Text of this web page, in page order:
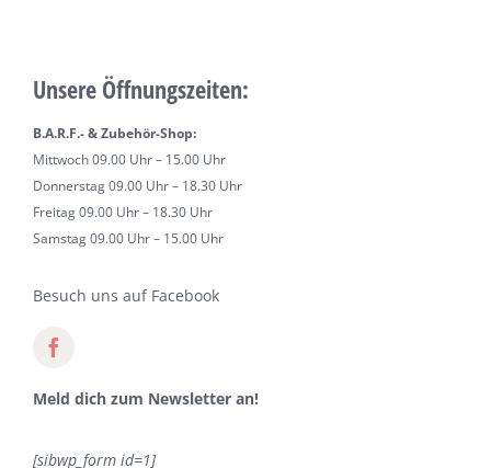
Unsere Öffnungszeiten:
B.A.R.F.- & Zubehör-Shop:
Mittwoch 09.00 Uhr – 15.00 Uhr
Donnerstag 09.00 Uhr – 18.30 Uhr
Freitag 09.00 Uhr – 18.30 Uhr
Samstag 09.00 Uhr – 15.00 Uhr
Besuch uns auf Facebook
Meld dich zum Newsletter an!
[sibwp_form id=1]